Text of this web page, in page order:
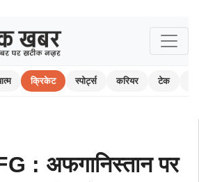
क्रिकेट स्पोर्ट्स करियर टेक
: अफगानिस्तान पर